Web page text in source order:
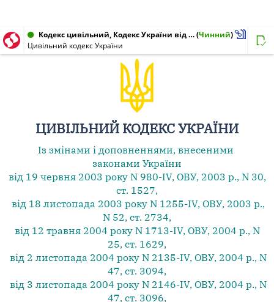
Кодекс цивільний, Кодекс України від 16.01.2003 № 435-IV(Чинний)
Цивільний кодекс України